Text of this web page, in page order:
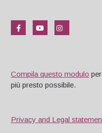
Compila questo modulo
più presto possibile.
Privacy and Legal